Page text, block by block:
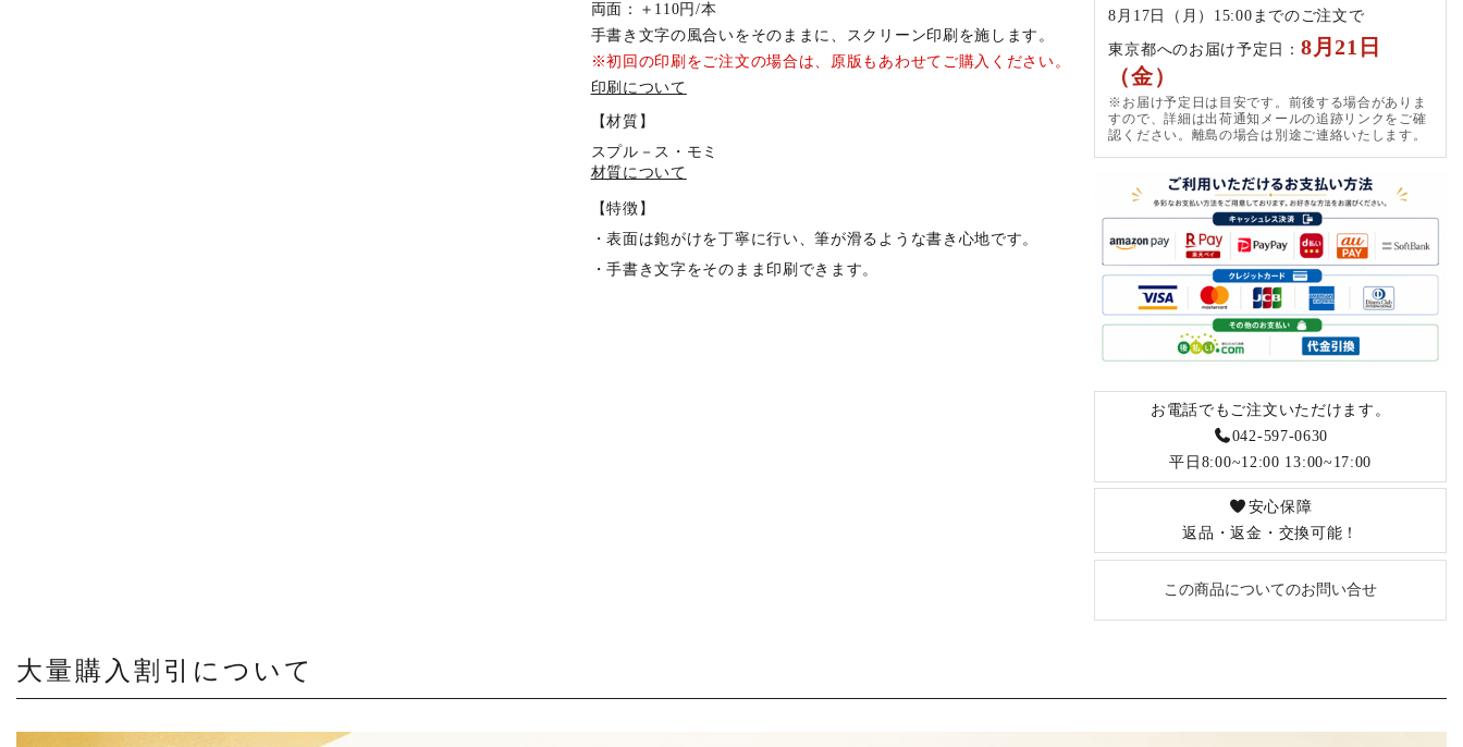
両面：＋110円/本
手書き文字の風合いをそのままに、スクリーン印刷を施します。
※初回の印刷をご注文の場合は、原版もあわせてご購入ください。
印刷について
【材質】
スプル－ス・モミ
材質について
【特徴】
・表面は鉋がけを丁寧に行い、筆が滑るような書き心地です。
・手書き文字をそのまま印刷できます。
8月17日（月）15:00までのご注文で
東京都へのお届け予定日： 8月21日
（金）
※お届け予定日は目安です。前後する場合がありま
すので、詳細は出荷通知メールの追跡リンクをご確
認ください。離島の場合は別途ご連絡いたします。
お電話でもご注文いただけます。
042-597-0630
平日8:00~12:00 13:00~17:00
安心保障
返品・返金・交換可能！
この商品についてのお問い合せ
大量購入割引について